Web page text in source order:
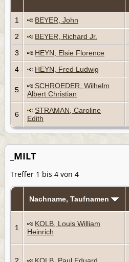
1 BEYER, John
2
BEYER, Richard Jr.
3
HEYN, Elsie Florence
4
HEYN, Fred Ludwig
5
SCHROEDER, Wilhelm
Albert Christian
6
STRAMAN, Caroline
Edith
_MILT
Treffer 1 bis 4 von 4
Nachname, Taufnamen
1
KOLB, Louis William
Heinrich
2 KOLB, Paul Eduard